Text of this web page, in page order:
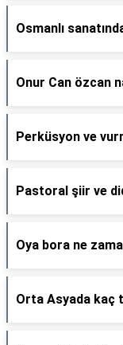
Osmanlı
Onur Can özcan
Perküsyon ve
Pastoral şiir ve
Oya bora ne
Orta Asyada kaç